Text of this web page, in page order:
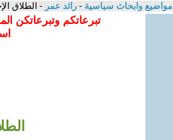
مواضيع وابحاث سياسية - رائد عمر - الطلاق
تبرعاتكم وتبرعاتكن